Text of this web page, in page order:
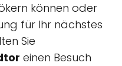
können oder
für Ihr nächstes
Sie
einen Besuch